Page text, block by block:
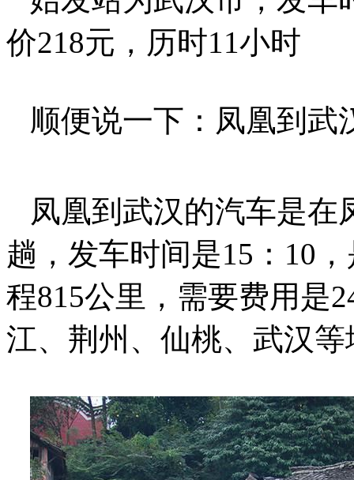
价218元，历时11小时
顺便说一下：凤凰到武
凤凰到武汉的汽车是在
趟，发车时间是15：10
程815公里，需要费用是
江、荆州、仙桃、武汉等